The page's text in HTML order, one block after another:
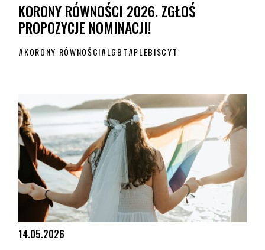
KORONY RÓWNOŚCI 2026. ZGŁOŚ
PROPOZYCJE NOMINACJI!
#KORONY RÓWNOŚCI#LGBT#PLEBISCYT
14.05.2026